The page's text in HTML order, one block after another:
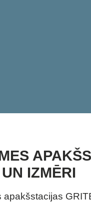
IZMĒRI
apakšstacijas